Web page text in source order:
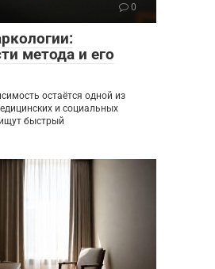
0
метода и его
остаётся одной из
и социальных
быстрый